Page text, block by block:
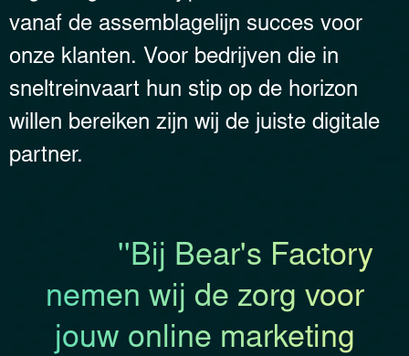
vanaf de assemblagelijn succes voor
onze klanten. Voor bedrijven die in
sneltreinvaart hun stip op de horizon
willen bereiken zijn wij de juiste digitale
partner.
''Bij Bear's Factory
nemen wij de zorg voor
jouw online marketing